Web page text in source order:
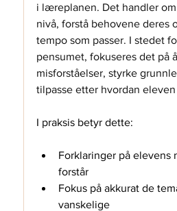
i læreplanen. Det handler
nivå, forstå behovene deres
tempo som passer. I stedet
pensumet, fokuseres det på
misforståelser, styrke
tilpasse etter hvordan
I praksis betyr dette:
Forklaringer på elevens
forstår
Fokus på akkurat de
vanskelige